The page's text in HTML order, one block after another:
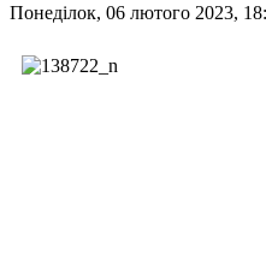
Понеділок, 06 лютого 2023,